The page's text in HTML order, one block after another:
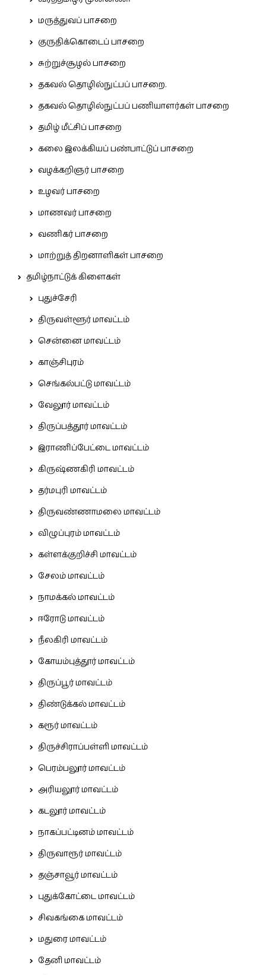
மருத்துவப் பாசறை
குருதிக்கொடைப் பாசறை
சுற்றுச்சூழல் பாசறை
தகவல் தொழில்நுட்பப் பாசறை.
தகவல் தொழில்நுட்பப் பணியாளர்கள் பாசறை
தமிழ் மீட்சிப் பாசறை
கலை இலக்கியப் பண்பாட்டுப் பாசறை
வழக்கறிஞர் பாசறை
உழவர் பாசறை
மாணவர் பாசறை
வணிகர் பாசறை
மாற்றுத் திறனாளிகள் பாசறை
தமிழ்நாட்டுக் கிளைகள்
புதுச்சேரி
திருவள்ளூர் மாவட்டம்
சென்னை மாவட்டம்
காஞ்சிபுரம்
செங்கல்பட்டு மாவட்டம்
வேலூர் மாவட்டம்
திருப்பத்தூர் மாவட்டம்
இராணிப்பேட்டை மாவட்டம்
கிருஷ்ணகிரி மாவட்டம்
தர்மபுரி மாவட்டம்
திருவண்ணாமலை மாவட்டம்
விழுப்புரம் மாவட்டம்
கள்ளக்குறிச்சி மாவட்டம்
சேலம் மாவட்டம்
நாமக்கல் மாவட்டம்
ஈரோடு மாவட்டம்
நீலகிரி மாவட்டம்
கோயம்புத்தூர் மாவட்டம்
திருப்பூர் மாவட்டம்
திண்டுக்கல் மாவட்டம்
கரூர் மாவட்டம்
திருச்சிராப்பள்ளி மாவட்டம்
பெரம்பலூர் மாவட்டம்
அரியலூர் மாவட்டம்
கடலூர் மாவட்டம்
நாகப்பட்டினம் மாவட்டம்
திருவாரூர் மாவட்டம்
தஞ்சாவூர் மாவட்டம்
புதுக்கோட்டை மாவட்டம்
சிவகங்கை மாவட்டம்
மதுரை மாவட்டம்
தேனி மாவட்டம்